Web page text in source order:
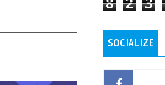
SOCIALIZE